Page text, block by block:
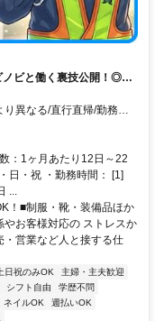
ビと働く裏技公開！◎ス
異なる/直行直帰/勤務地
：1ヶ月あたり12日～22
日・祝 ・勤務時間： [1]
...
！■制服・靴・装備品ほか
お客様対応の ストレスか
営業など人と接する仕
日祝のみOK
主婦・主夫歓迎
シフト自由
学歴不問
ネイルOK
週払いOK